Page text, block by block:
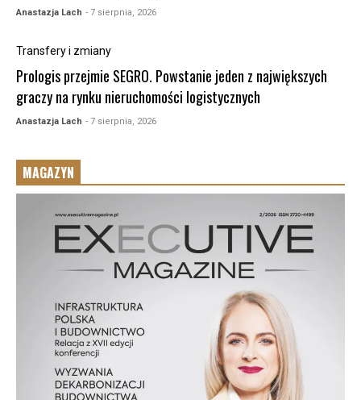
Anastazja Lach - 7 sierpnia, 2026
Transfery i zmiany
Prologis przejmie SEGRO. Powstanie jeden z największych
graczy na rynku nieruchomości logistycznych
Anastazja Lach - 7 sierpnia, 2026
MAGAZYN